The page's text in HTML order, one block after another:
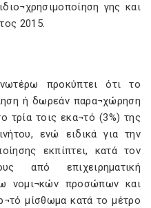
γης και
2015.
προκύπτει ότι το
ή δωρεάν παρα¬χώρηση
τρία τοις εκα¬τό (3%) της
ενώ ειδικά για την
εκπίπτει, κατά τον
από επιχειρηματική
νομι¬κών προσώπων και
μίσθωμα κατά το μέτρο